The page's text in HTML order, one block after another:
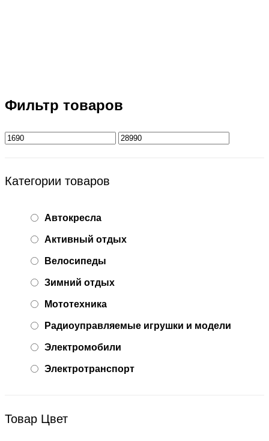
Фильтр товаров
Категории товаров
Автокресла
Активный отдых
Велосипеды
Зимний отдых
Мототехника
Радиоуправляемые игрушки и модели
Электромобили
Электротранспорт
Товар Цвет